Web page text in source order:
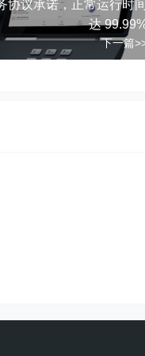
协议承诺，正常运行时间
达
下一篇